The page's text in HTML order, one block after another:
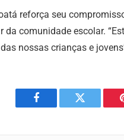
reforça seu
comunidade escolar.
nossas crianças e
Facebook Twitter